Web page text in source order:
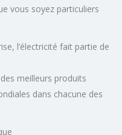
vous soyez particuliers
l’électricité fait partie de
meilleurs produits
dans chacune des